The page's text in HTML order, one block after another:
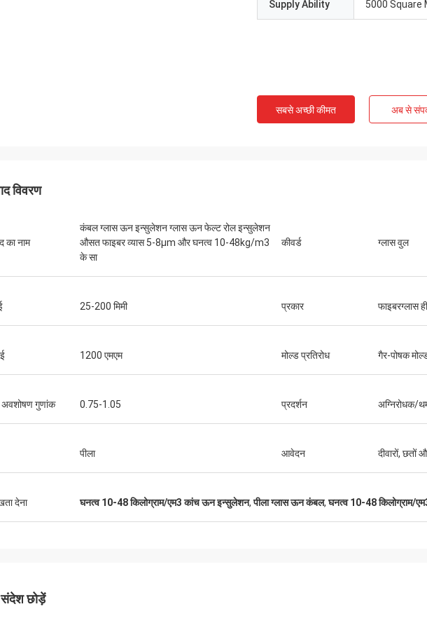
Supply Ability 5000 Square
सबसे अच्छी कीमत अब से
विवरण
का नाम
कंबल ग्लास ऊन इन्सुलेशन ग्लास ऊन फेल्ट रोल इन्सुलेशन
औसत फाइबर व्यास 5-8μm और घनत्व 10-48kg/m3
के सा
कीवर्ड ग्लास वुल
25-200 मिमी प्रकार फाइबरग्लास
1200 एमएम मोल्ड प्रतिरोध गैर-पोषक
अवशोषण गुणांक 0.75-1.05 प्रदर्शन अग्निरोधक/
पीला आवेदन दीवारों, छतों
देना घनत्व 10-48 किलोग्राम/एम3 कांच ऊन इन्सुलेशन,पीला ग्लास ऊन कंबल,घनत्व 10-48 किलोग्राम/
छोड़ें